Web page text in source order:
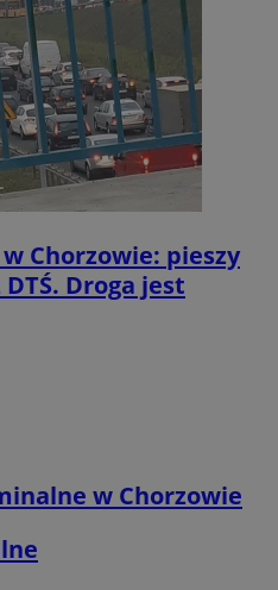
Chorzowie: pieszy
Droga jest
w Chorzowie